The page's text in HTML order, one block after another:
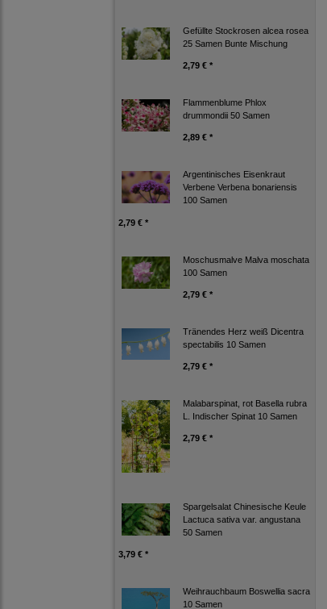
Gefüllte Stockrosen alcea rosea
25 Samen Bunte Mischung
2,79 € *
Flammenblume Phlox
drummondii 50 Samen
2,89 € *
Argentinisches Eisenkraut
Verbene Verbena bonariensis
100 Samen
2,79 € *
Moschusmalve Malva moschata
100 Samen
2,79 € *
Tränendes Herz weiß Dicentra
spectabilis 10 Samen
2,79 € *
Malabarspinat, rot Basella rubra
L. Indischer Spinat 10 Samen
2,79 € *
Spargelsalat Chinesische Keule
Lactuca sativa var. angustana
50 Samen
3,79 € *
Weihrauchbaum Boswellia sacra
10 Samen